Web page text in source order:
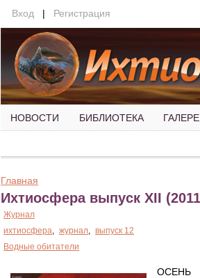
Вход | Регистрация
НОВОСТИ БИБЛИОТЕКА
Главная
Ихтиосфера выпуск XII
Журнал
ихтиосфера, журнал, выпуск 12
Водные обитатели
ОСЕНЬ